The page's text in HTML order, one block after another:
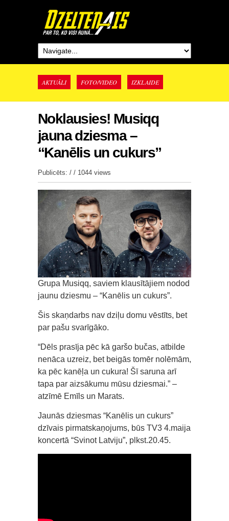
AKTUĀLI FOTO/VIDEO IZKLAIDE
Noklausies! Musiqq
jauna dziesma –
“Kanēlis un cukurs”
Publicēts: / / 1044 views
Grupa Musiqq, saviem klausītājiem nodod
jaunu dziesmu – “Kanēlis un cukurs”.
Šis skaņdarbs nav dziļu domu vēstīts, bet
par pašu svarīgāko.
“Dēls prasīja pēc kā garšo bučas, atbilde
nenāca uzreiz, bet beigās tomēr nolēmām,
ka pēc kanēļa un cukura! Šī saruna arī
tapa par aizsākumu mūsu dziesmai.” –
atzīmē Emīls un Marats.
Jaunās dziesmas “Kanēlis un cukurs”
dzīvais pirmatskaņojums, būs TV3 4.maija
koncertā “Svinot Latviju”, plkst.20.45.